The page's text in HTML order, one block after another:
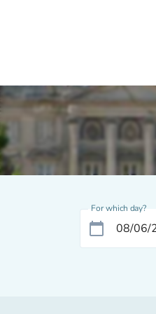
For which day?
calendar_today